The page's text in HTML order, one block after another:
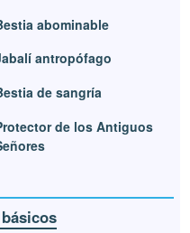
abominable
antropófago
de sangría
de los Antiguos